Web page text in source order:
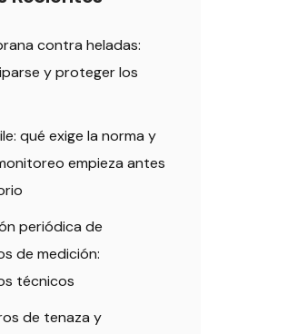
contra heladas:
y proteger los
qué exige la norma y
empieza antes
periódica de
de medición:
técnicos
de tenaza y